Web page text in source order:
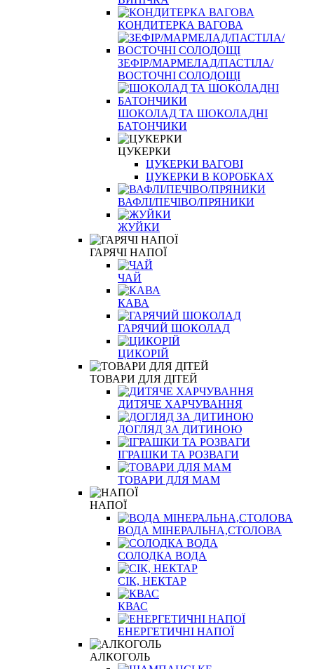
КОНДИТЕРКА ВАГОВА
ЗЕФІР/МАРМЕЛАД/ПАСТІЛА/
ВОСТОЧНІ СОЛОДОЩІ
ШОКОЛАД ТА ШОКОЛАДНІ
БАТОНЧИКИ
ЦУКЕРКИ
ЦУКЕРКИ ВАГОВІ
ЦУКЕРКИ В КОРОБКАХ
ВАФЛІ/ПЕЧІВО/ПРЯНИКИ
ЖУЙКИ
ГАРЯЧІ НАПОЇ
ЧАЙ
КАВА
ГАРЯЧИЙ ШОКОЛАД
ЦИКОРІЙ
ТОВАРИ ДЛЯ ДІТЕЙ
ДИТЯЧЕ ХАРЧУВАННЯ
ДОГЛЯД ЗА ДИТИНОЮ
ІГРАШКИ ТА РОЗВАГИ
ТОВАРИ ДЛЯ МАМ
НАПОЇ
ВОДА МІНЕРАЛЬНА,СТОЛОВА
СОЛОДКА ВОДА
СІК, НЕКТАР
КВАС
ЕНЕРГЕТИЧНІ НАПОЇ
АЛКОГОЛЬ